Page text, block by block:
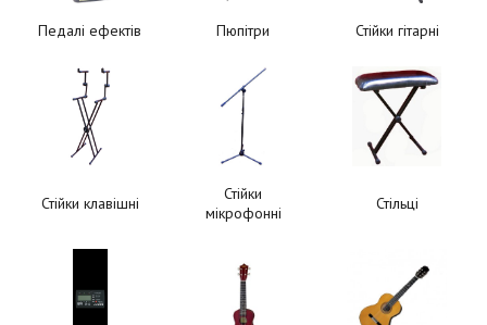
Педалі ефектів Пюпітри Стійки гітарні
Стійки клавішні
Стійки
мікрофонні
Стільці